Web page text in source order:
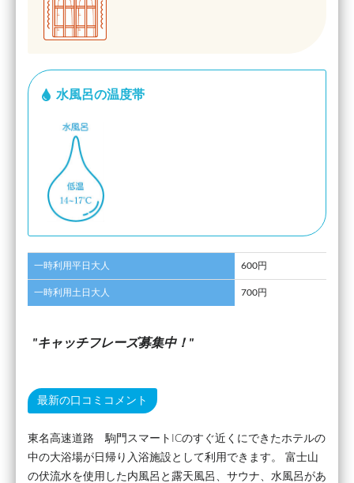
水風呂の温度帯
一時利用平日大人 600円
一時利用土日大人 700円
キャッチフレーズ募集中！
最新の口コミコメント
東名高速道路 駒門スマートICのすぐ近くにできたホテルの
中の大浴場が日帰り入浴施設として利用できます。 富士山
の伏流水を使用した内風呂と露天風呂、サウナ、水風呂があ